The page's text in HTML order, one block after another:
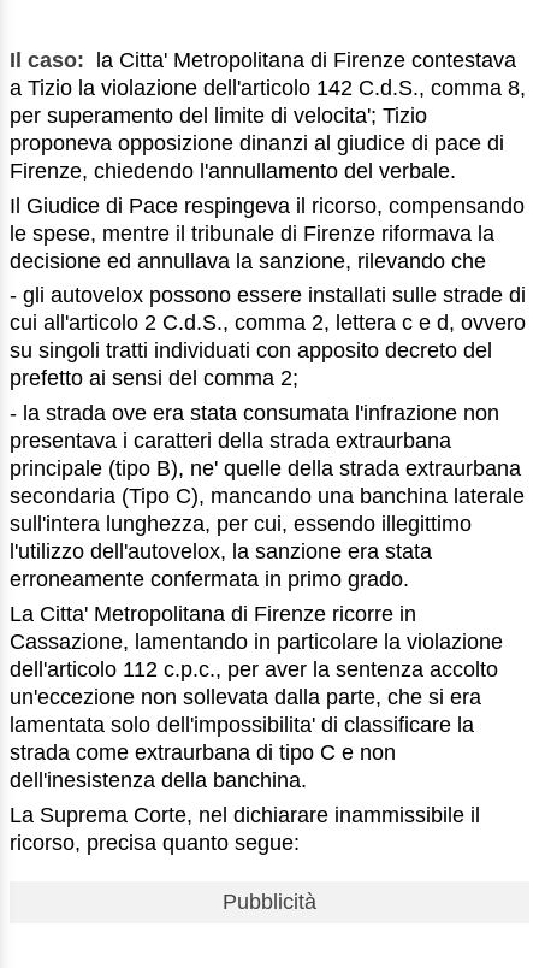
Il caso: la Citta' Metropolitana di Firenze contestava
a Tizio la violazione dell'articolo 142 C.d.S., comma 8,
per superamento del limite di velocita'; Tizio
proponeva opposizione dinanzi al giudice di pace di
Firenze, chiedendo l'annullamento del verbale.
Il Giudice di Pace respingeva il ricorso, compensando
le spese, mentre il tribunale di Firenze riformava la
decisione ed annullava la sanzione, rilevando che
- gli autovelox possono essere installati sulle strade di
cui all'articolo 2 C.d.S., comma 2, lettera c e d, ovvero
su singoli tratti individuati con apposito decreto del
prefetto ai sensi del comma 2;
- la strada ove era stata consumata l'infrazione non
presentava i caratteri della strada extraurbana
principale (tipo B), ne' quelle della strada extraurbana
secondaria (Tipo C), mancando una banchina laterale
sull'intera lunghezza, per cui, essendo illegittimo
l'utilizzo dell'autovelox, la sanzione era stata
erroneamente confermata in primo grado.
La Citta' Metropolitana di Firenze ricorre in
Cassazione, lamentando in particolare la violazione
dell'articolo 112 c.p.c., per aver la sentenza accolto
un'eccezione non sollevata dalla parte, che si era
lamentata solo dell'impossibilita' di classificare la
strada come extraurbana di tipo C e non
dell'inesistenza della banchina.
La Suprema Corte, nel dichiarare inammissibile il
ricorso, precisa quanto segue:
Pubblicità